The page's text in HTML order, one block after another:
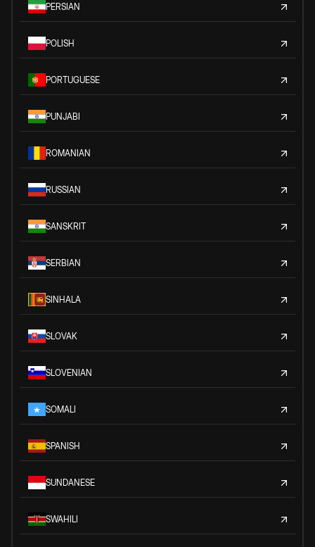
PERSIAN
POLISH
PORTUGUESE
PUNJABI
ROMANIAN
RUSSIAN
SANSKRIT
SERBIAN
SINHALA
SLOVAK
SLOVENIAN
SOMALI
SPANISH
SUNDANESE
SWAHILI